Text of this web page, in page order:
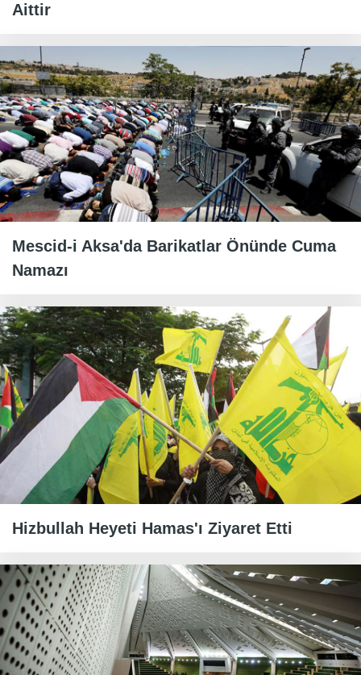
Aittir
Mescid-i Aksa'da Barikatlar Önünde Cuma
Namazı
Hizbullah Heyeti Hamas'ı Ziyaret Etti